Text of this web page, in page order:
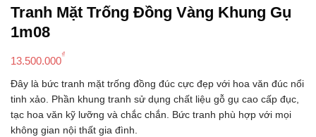
Tranh Mặt Trống Đồng Vàng Khung Gụ
1m08
13.500.000
₫
Đây là bức tranh mặt trống đồng đúc cực đẹp với hoa văn đúc nổi
tinh xảo. Phần khung tranh sử dụng chất liệu gỗ gụ cao cấp đục,
tạc hoa văn kỹ lưỡng và chắc chắn. Bức tranh phù hợp với mọi
không gian nội thất gia đình.